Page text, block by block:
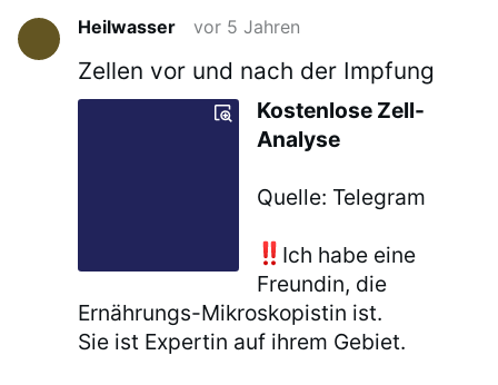
Heilwasser vor 5 Jahren
Zellen vor und nach der Impfung
Kostenlose Zell-
Analyse
Quelle: Telegram
Ich habe eine
Freundin, die
Ernährungs-Mikroskopistin ist.
Sie ist Expertin auf ihrem Gebiet.